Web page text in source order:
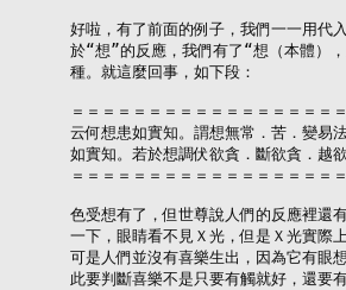
好啦，有了前面的例子，我們一一用代
於“想”的反應，我們有了“想（本體）
種。就這麼回事，如下段：
＝＝＝＝＝＝＝＝＝＝＝＝＝＝＝＝＝
云何想患如實知。謂想無常．苦．變易
如實知。若於想調伏欲貪．斷欲貪．越
＝＝＝＝＝＝＝＝＝＝＝＝＝＝＝＝＝
色受想有了，但世尊說人們的反應裡還
一下，眼睛看不見Ｘ光，但是Ｘ光實際
可是人們並沒有喜樂生出，因為它有眼
此要判斷喜樂不是只要有觸就好，還要